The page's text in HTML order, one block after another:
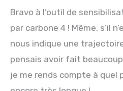
Bravo à l’outil de
par carbone 4 ! Même, s’il
nous indique une
pensais avoir fait
je me rends compte à quel